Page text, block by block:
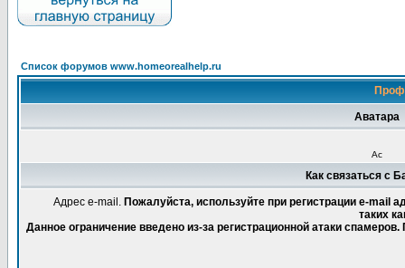
Список форумов www.homeorealhelp.ru
Аватара
Ас
Как связаться с
Адрес e-mail. Пожалуйста, используйте при регистрации e-mail
таких
Данное ограничение введено из-за регистрационной атаки